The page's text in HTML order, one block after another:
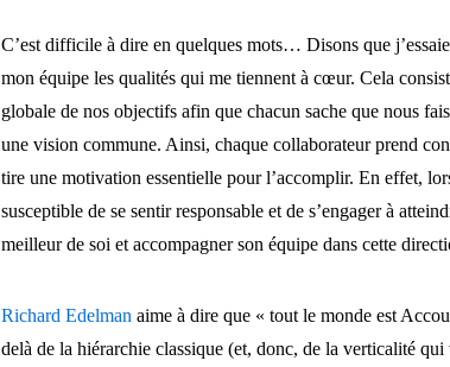
C’est difficile à dire en quelques mots… Disons que
mon équipe les qualités qui me tiennent à cœur. Cela
globale de nos objectifs afin que chacun sache que nous
une vision commune. Ainsi, chaque collaborateur prend
tire une motivation essentielle pour l’accomplir. En effet,
susceptible de se sentir responsable et de s’engager à
meilleur de soi et accompagner son équipe dans cette
Richard Edelman aime à dire que « tout le monde est
delà de la hiérarchie classique (et, donc, de la verticalité